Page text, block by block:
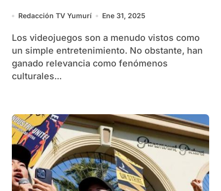
base científica
Redacción TV Yumurí Ene 31, 2025
Los videojuegos son a menudo vistos como
un simple entretenimiento. No obstante, han
ganado relevancia como fenómenos
culturales...